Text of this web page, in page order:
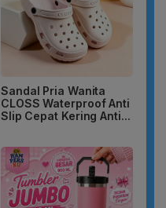
Sandal Pria Wanita
CLOSS Waterproof Anti
Slip Cepat Kering Anti...